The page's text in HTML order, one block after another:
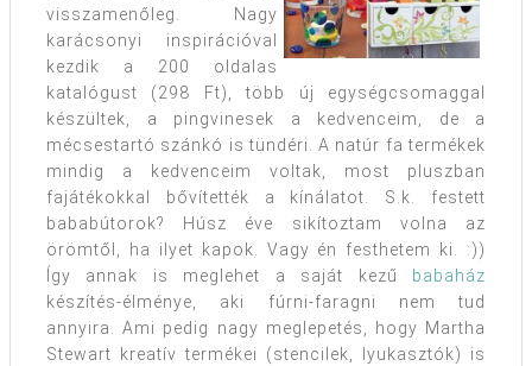
visszamenőleg. Nagy
karácsonyi inspirációval
kezdik a 200 oldalas
katalógust (298 Ft), több új egységcsomaggal
készültek, a pingvinesek a kedvenceim, de a
mécsestartó szánkó is tündéri. A natúr fa termékek
mindig a kedvenceim voltak, most pluszban
fajátékokkal bővítették a kínálatot. S.k. festett
bababútorok? Húsz éve sikítoztam volna az
örömtől, ha ilyet kapok. Vagy én festhetem ki. :))
Így annak is meglehet a saját kezű
babaház
készítés-élménye, aki fúrni-faragni nem tud
annyira. Ami pedig nagy meglepetés, hogy Martha
Stewart kreatív termékei (stencilek, lyukasztók) is